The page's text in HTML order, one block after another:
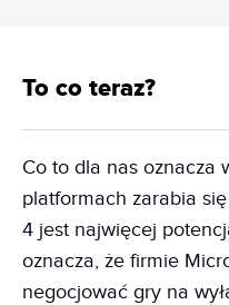
To co teraz?
Co to dla nas oznacza
platformach zarabia
4 jest najwięcej
oznacza, że firmie
negocjować gry na